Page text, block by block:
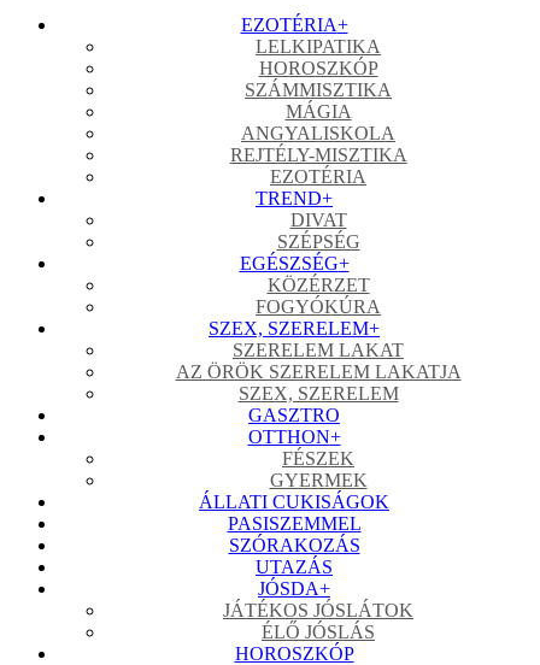
EZOTÉRIA+
LELKIPATIKA
HOROSZKÓP
SZÁMMISZTIKA
MÁGIA
ANGYALISKOLA
REJTÉLY-MISZTIKA
EZOTÉRIA
TREND+
DIVAT
SZÉPSÉG
EGÉSZSÉG+
KÖZÉRZET
FOGYÓKÚRA
SZEX, SZERELEM+
SZERELEM LAKAT
AZ ÖRÖK SZERELEM LAKATJA
SZEX, SZERELEM
GASZTRO
OTTHON+
FÉSZEK
GYERMEK
ÁLLATI CUKISÁGOK
PASISZEMMEL
SZÓRAKOZÁS
UTAZÁS
JÓSDA+
JÁTÉKOS JÓSLÁTOK
ÉLŐ JÓSLÁS
HOROSZKÓP